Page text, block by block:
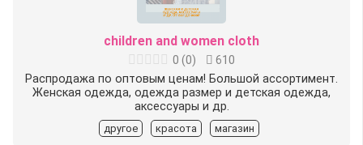
children and women cloth
0 (0)
610
Распродажа по оптовым ценам! Большой ассортимент.
Женская одежда, одежда размер и детская одежда,
аксессуары и др.
другое красота магазин